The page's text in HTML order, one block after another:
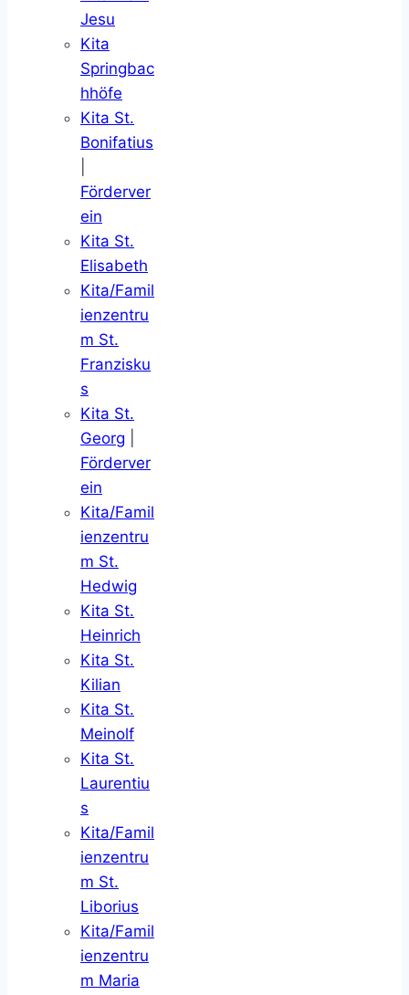
Jesu
Kita
Springbac
hhöfe
Kita St.
Bonifatius
Förderver
ein
Kita St.
Elisabeth
Kita/Famil
ienzentru
m St.
Franzisku
s
Kita St.
Georg
Förderver
ein
Kita/Famil
ienzentru
m St.
Hedwig
Kita St.
Heinrich
Kita St.
Kilian
Kita St.
Meinolf
Kita St.
Laurentiu
s
Kita/Famil
ienzentru
m St.
Liborius
Kita/Famil
ienzentru
m Maria